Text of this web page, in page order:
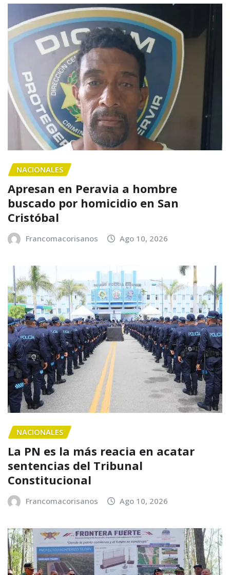
NACIONALES
Apresan en Peravia a hombre
buscado por homicidio en San
Cristóbal
Francomacorisanos Ago 10, 2026
NACIONALES
La PN es la más reacia en acatar
sentencias del Tribunal
Constitucional
Francomacorisanos Ago 10, 2026